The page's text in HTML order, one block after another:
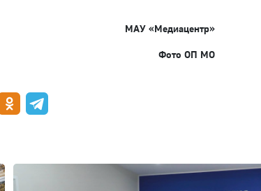
МАУ «Медиацентр»
Фото ОП МО